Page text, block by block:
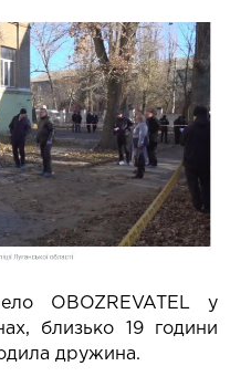
OBOZREVATEL у
близько 19 години
дружина.